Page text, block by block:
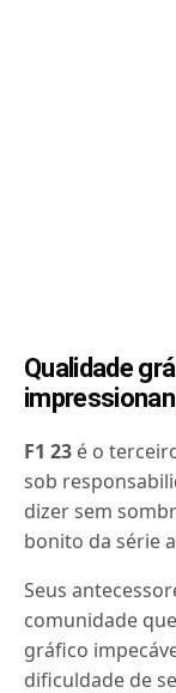
Qualidade
F1 23 é o
sob
dizer sem
bonito da série
Seus
comunidade
gráfico
dificuldade de